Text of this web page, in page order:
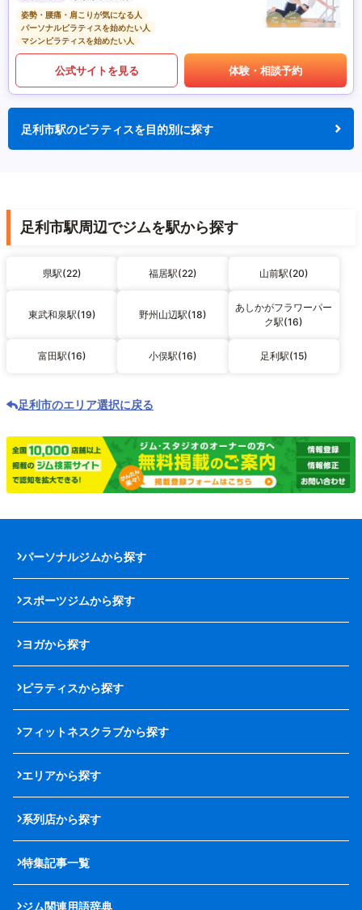
姿勢・腰痛・肩こりが気になる人
パーソナルピラティスを始めたい人
マシンピラティスを始めたい人
公式サイトを見る 体験・相談予約
足利市駅のピラティスを目的別に探す
足利市駅周辺でジムを駅から探す
県駅(22) 福居駅(22) 山前駅(20)
東武和泉駅(19) 野州山辺駅(18)
あしかがフラワーパー
ク駅(16)
富田駅(16) 小俣駅(16) 足利駅(15)
足利市のエリア選択に戻る
パーソナルジムから探す
スポーツジムから探す
ヨガから探す
ピラティスから探す
フィットネスクラブから探す
エリアから探す
系列店から探す
特集記事一覧
ジム関連用語辞典